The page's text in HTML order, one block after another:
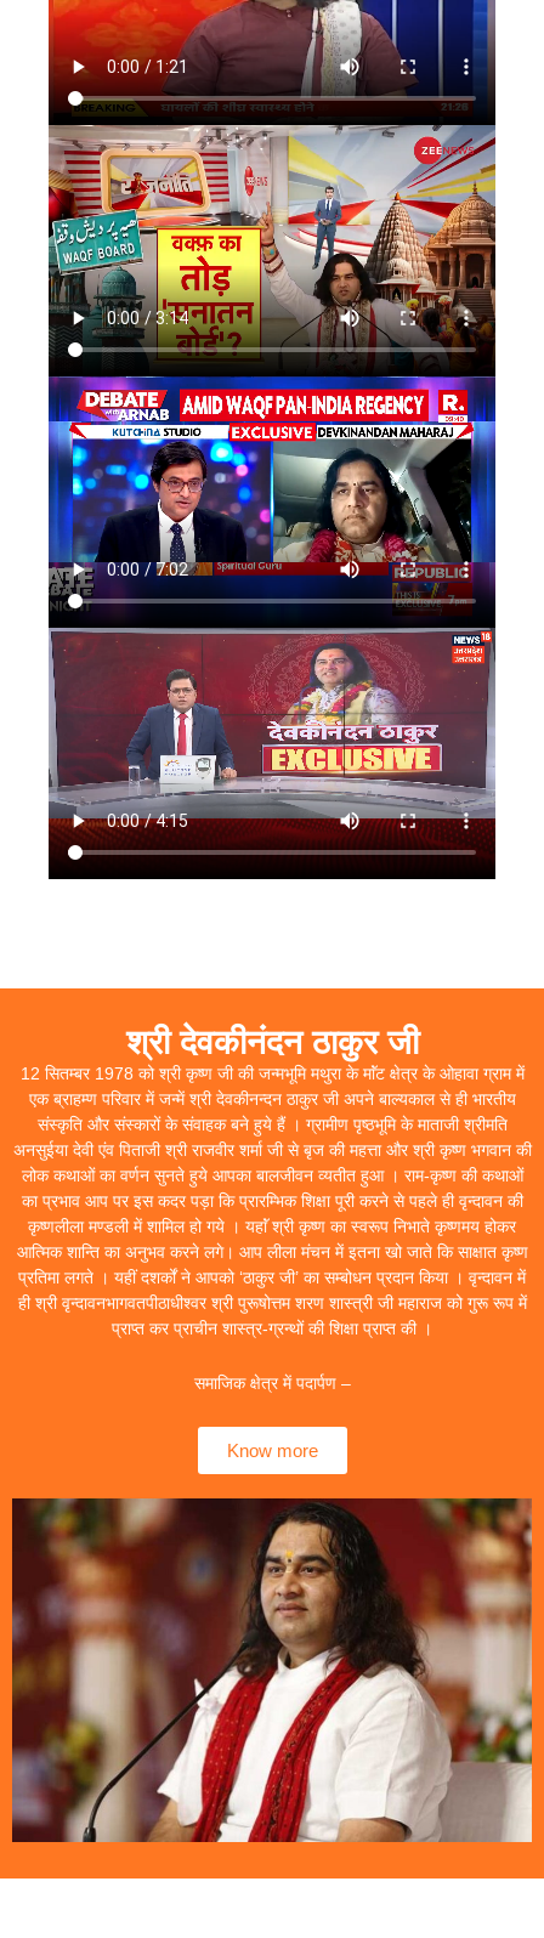
श्री देवकीनंदन ठाकुर जी
12 सितम्बर 1978 को श्री कृष्ण जी की जन्मभूमि मथुरा के माॅंट क्षेत्र के ओहावा ग्राम में
एक ब्राहम्ण परिवार में जन्में श्री देवकीनन्दन ठाकुर जी अपने बाल्यकाल से ही भारतीय
संस्कृति और संस्कारों के संवाहक बने हुये हैं । ग्रामीण पृष्ठभूमि के माताजी श्रीमति
अनसुईया देवी एंव पिताजी श्री राजवीर शर्मा जी से बृज की महत्ता और श्री कृष्ण भगवान की
लोक कथाओं का वर्णन सुनते हुये आपका बालजीवन व्यतीत हुआ । राम-कृष्ण की कथाओं
का प्रभाव आप पर इस कदर पड़ा कि प्रारम्भिक शिक्षा पूरी करने से पहले ही वृन्दावन की
कृष्णलीला मण्डली में शामिल हो गये । यहाॅं श्री कृष्ण का स्वरूप निभाते कृष्णमय होकर
आत्मिक शान्ति का अनुभव करने लगे। आप लीला मंचन में इतना खो जाते कि साक्षात कृष्ण
प्रतिमा लगते । यहीं दशर्कों ने आपको ‘ठाकुर जी’ का सम्बोधन प्रदान किया । वृन्दावन में
ही श्री वृन्दावनभागवतपीठाधीश्वर श्री पुरूषोत्तम शरण शास्त्री जी महाराज को गुरू रूप में
प्राप्त कर प्राचीन शास्त्र-ग्रन्थों की शिक्षा प्राप्त की ।
समाजिक क्षेत्र में पदार्पण –
Know more